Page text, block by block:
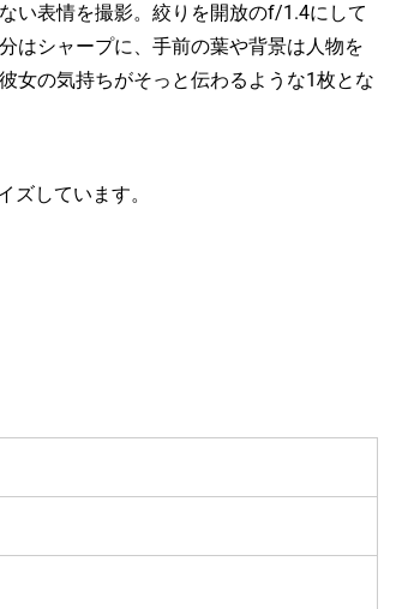
い表情を撮影。絞りを開放のf/1.4にして
はシャープに、手前の葉や背景は人物を
女の気持ちがそっと伝わるような1枚とな
ズしています。